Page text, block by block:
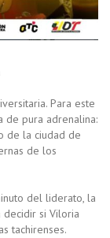
Para este
de pura adrenalina:
de la ciudad de
de los
del liderato, la
si Viloria
tachirenses.